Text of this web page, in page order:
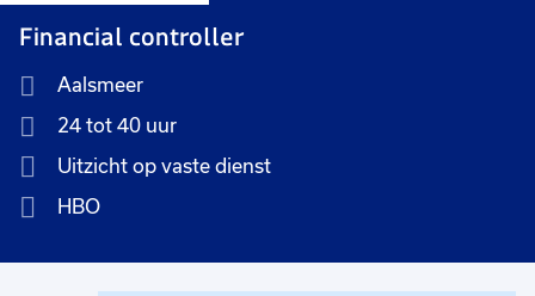
Financial controller
Aalsmeer
24 tot 40 uur
Uitzicht op vaste dienst
HBO